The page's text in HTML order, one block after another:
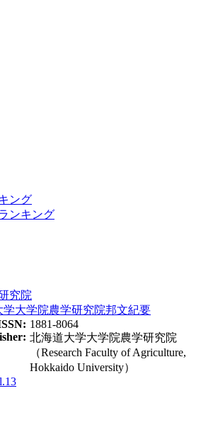
ング
ンキング
究院
学大学院農学研究院邦文紀要
1881-8064
北海道大学大学院農学研究院
（Research Faculty of Agriculture,
Hokkaido University）